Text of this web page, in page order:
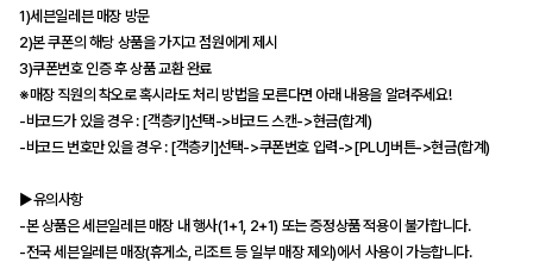
1)세븐일레븐 매장 방문
2)본 쿠폰의 해당 상품을 가지고 점원에게 제시
3)쿠폰번호 인증 후 상품 교환 완료
※매장 직원의 착오로 혹시라도 처리 방법을 모른다면 아래 내용을 알려주세요!
-바코드가 있을 경우 : [객층키]선택->바코드 스캔->현금(합계)
-바코드 번호만 있을 경우 : [객층키]선택->쿠폰번호 입력->[PLU]버튼->현금(합계)
▶유의사항
-본 상품은 세븐일레븐 매장 내 행사(1+1, 2+1) 또는 증정상품 적용이 불가합니다.
-전국 세븐일레븐 매장(휴게소, 리조트 등 일부 매장 제외)에서 사용이 가능합니다.